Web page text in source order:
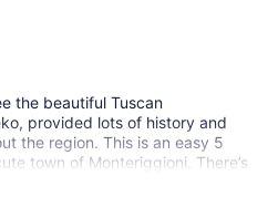
prepared outside and
plates to eat while choosing a
wine is not included; this is an
a wonderful guide; friendly,
about his culture and
the beautiful Tuscan
provided lots of history and
the region. This is an easy 5
town of Monteriggioni. There’s
sampled a couple of good